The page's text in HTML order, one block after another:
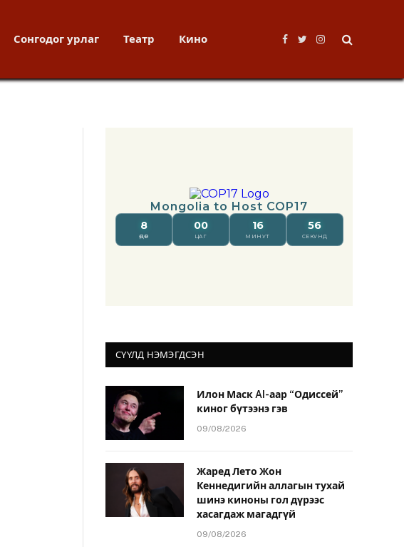
Сонгодог урлаг Театр Кино
Facebook
TwitterInstagram
СҮҮЛД НЭМЭГДСЭН
Илон Маск AI-аар “Одиссей”
киног бүтээнэ гэв
09/08/2026
Жаред Лето Жон
Кеннедигийн аллагын тухай
шинэ киноны гол дүрээс
хасагдаж магадгүй
09/08/2026